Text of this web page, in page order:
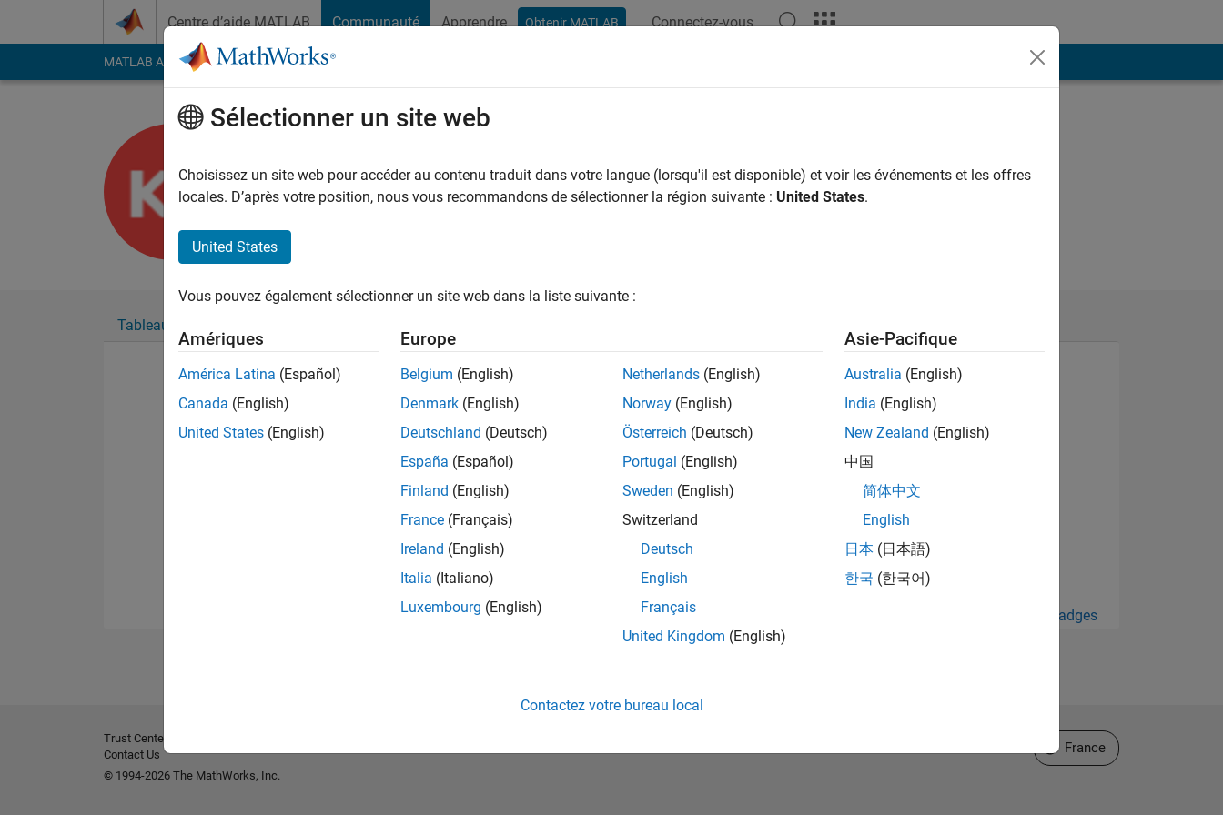
Centre d’aide MATLAB Communauté Apprendre Obtenir MATLAB Connectez-vous
MATLAB Answers File Exchange Cody
Last seen: plus de 6 ans il y a
Followers:0Following:0
Tableau de bord
No Badges Earned
Afficher tout Badges
Sélectionner un site web
Choisissez un site web pour accéder au contenu traduit dans votre langue (lorsqu'il est disponible) et voir les événements et les offres
locales. D’après votre position, nous vous recommandons de sélectionner la région suivante : United States.
United States
Vous pouvez également sélectionner un site web dans la liste suivante :
Amériques
América Latina (Español)
Canada (English)
United States (English)
Europe
Belgium (English)
Denmark (English)
Deutschland (Deutsch)
España (Español)
Finland (English)
France (Français)
Ireland (English)
Italia (Italiano)
Luxembourg (English)
Netherlands (English)
Norway (English)
Österreich (Deutsch)
Portugal (English)
Sweden (English)
Switzerland
Deutsch
English
Français
United Kingdom (English)
Asie-Pacifique
Australia (English)
India (English)
New Zealand (English)
中国
简体中文
English
日本 (日本語)
한국 (한국어)
Contactez votre bureau local
Trust Center
Contact Us
© 1994-2026 The MathWorks, Inc.
Sélectionner un site web
France